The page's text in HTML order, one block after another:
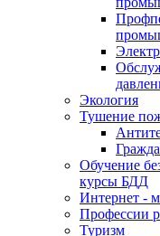
Экология
Тушение
Обучение
курсы БДД
Интернет -
Профессии
Туризм